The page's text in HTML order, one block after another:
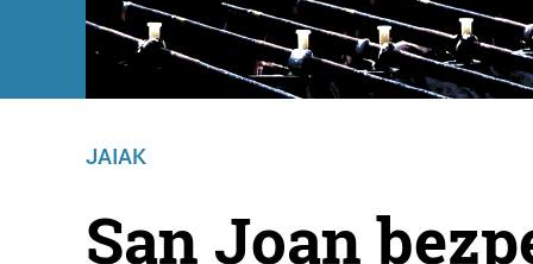
JAIAK
San Joan